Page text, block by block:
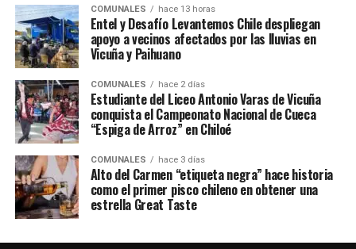
COMUNALES hace 13 horas
Entel y Desafío Levantemos Chile despliegan
apoyo a vecinos afectados por las lluvias en
Vicuña y Paihuano
COMUNALES hace 2 días
Estudiante del Liceo Antonio Varas de Vicuña
conquista el Campeonato Nacional de Cueca
“Espiga de Arroz” en Chiloé
COMUNALES hace 3 días
Alto del Carmen “etiqueta negra” hace historia
como el primer pisco chileno en obtener una
estrella Great Taste